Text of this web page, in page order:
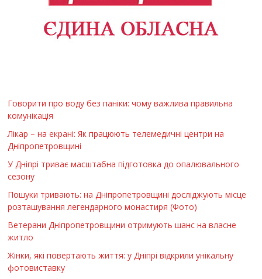
Говорити про воду без паніки: чому важлива правильна
комунікація
Лікар – на екрані: Як працюють телемедичні центри на
Дніпропетровщині
У Дніпрі триває масштабна підготовка до опалювального
сезону
Пошуки тривають: на Дніпропетровщині досліджують місце
розташування легендарного монастиря (Фото)
Ветерани Дніпропетровщини отримують шанс на власне
житло
Жінки, які повертають життя: у Дніпрі відкрили унікальну
фотовиставку